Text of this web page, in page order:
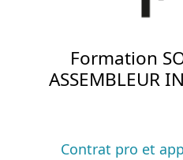
Formation
ASSEMBLEUR
Contrat pro et